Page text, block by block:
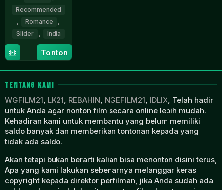
Recommended
Romance
Slider
India
28
Nov
2025
Aanand
L.
Rai
Tonton
TENTANG KAMI
WGFILM21, LK21, REBAHIN, NGEFILM21, IDLIX, Telah hadir
untuk Anda agar nonton film secara online lebih mudah.
Kehadiran kami untuk membantu yang belum memiliki
saldo banyak dan memberikan tontonan kepada yang
tidak ada saldo.
Akan tetapi bukan berarti kalian bisa menonton disini terus,
Apa yang kami lakukan sebenarnya melanggar keras
copyright kepada direktor perfilman, jika Anda sudah ada